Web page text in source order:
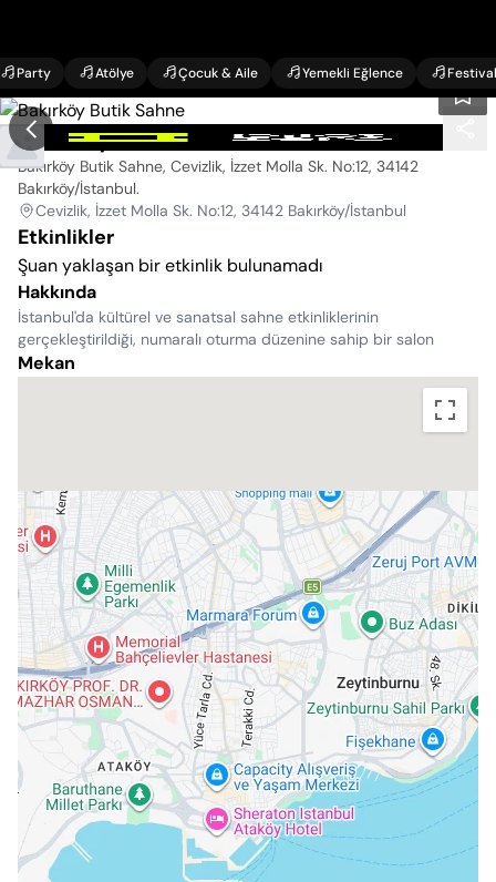
Party Atölye Çocuk & Aile Yemekli Eğlence Festival
Bakırköy Butik Sahne
Bakırköy Butik Sahne, Cevizlik, İzzet Molla Sk. No:12, 34142
Bakırköy/İstanbul.
Cevizlik, İzzet Molla Sk. No:12, 34142 Bakırköy/İstanbul
Etkinlikler
Şuan yaklaşan bir etkinlik bulunamadı
Hakkında
İstanbul'da kültürel ve sanatsal sahne etkinliklerinin
gerçekleştirildiği, numaralı oturma düzenine sahip bir salon
Mekan